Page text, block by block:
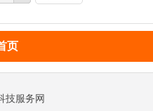
页
技服务网